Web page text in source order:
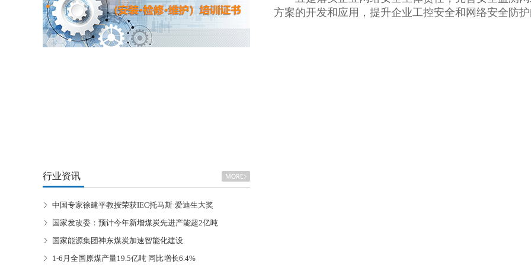
行业资讯
中国专家徐建平教授荣获IEC托马斯·爱迪生大奖
国家发改委：预计今年新增煤炭先进产能超2亿吨
国家能源集团神东煤炭加速智能化建设
1-6月全国原煤产量19.5亿吨 同比增长6.4%
方案的开发和应用，提升企业工控安全和网络安全防